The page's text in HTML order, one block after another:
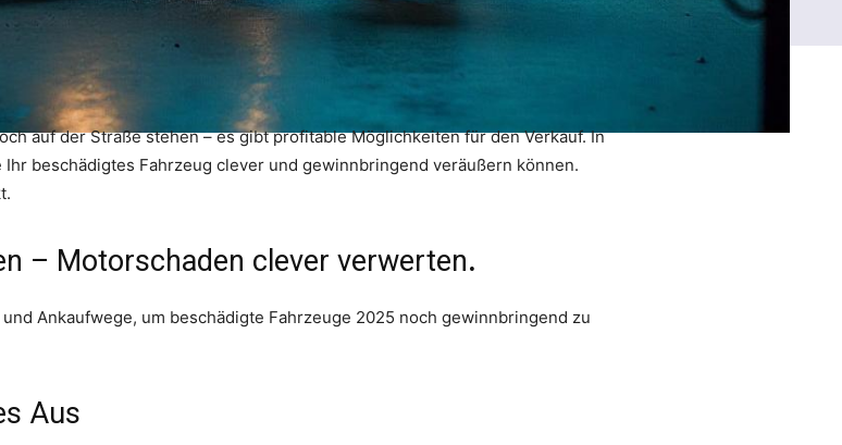
auf der Straße stehen – es gibt profitable Möglichkeiten für den Verkauf. In
beschädigtes Fahrzeug clever und gewinnbringend veräußern können.
– Motorschaden clever verwerten.
Ankaufwege, um beschädigte Fahrzeuge 2025 noch gewinnbringend zu
Aus